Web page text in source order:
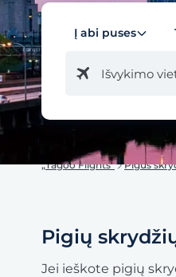
Į abi puses
Išvykimo
„Tagoo Flights“ Pigūs
Pigių
Jei ieškote pigių